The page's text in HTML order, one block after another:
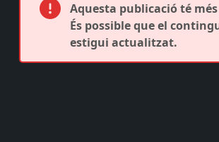
Aquesta publicació té més
És possible que el
estigui actualitzat.